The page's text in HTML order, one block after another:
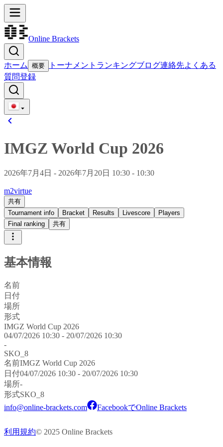
Online Brackets
ホーム 概要 トーナメント ランキングブログ連絡先よくある
質問登録
IMGZ World Cup 2026
2026年7月4日 - 2026年7月20日 10:30 - 10:30
m2virtue
共有
Tournament info
Bracket Results Livescore
Players
Final ranking
共有
基本情報
名前
日付
場所
形式
IMGZ World Cup 2026
04/07/2026 10:30 - 20/07/2026 10:30
-
SKO_8
名前IMGZ World Cup 2026
日付04/07/2026 10:30 - 20/07/2026 10:30
場所-
形式SKO_8
info@online-brackets.com
FacebookでOnline Brackets
利用規約© 2025 Online Brackets